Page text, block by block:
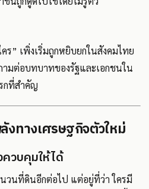
ร” เพิ่งเริ่มถูกหยิบยกในสังคมไทย
ามต่อบทบาทของรัฐและเอกชนใน
กที่สำคัญ
ทางเศรษฐกิจตัวใหม่
วบคุมให้ได้
นวนที่ดินอีกต่อไป แต่อยู่ที่ว่า ใครมี